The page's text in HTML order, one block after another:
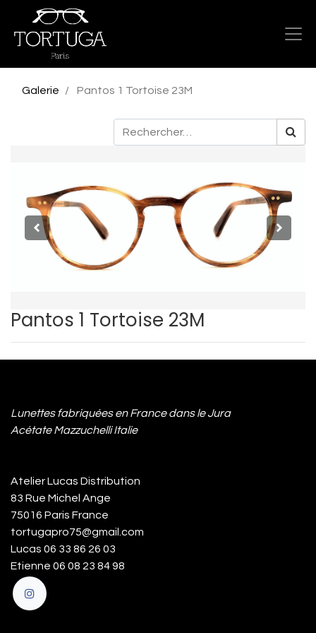
Galerie Pantos 1 Tortoise 23M
Pantos 1 Tortoise 23M
Lunettes fabriquées en France dans le Jura
Acétate Mazzuchelli Italie
Atelier Lucas Distribution
83 Rue Michel Ange
75016 Paris France
tortugapro75@gmail.com
Lucas 06 33 86 26 03
Etienne 06 08 23 84 98